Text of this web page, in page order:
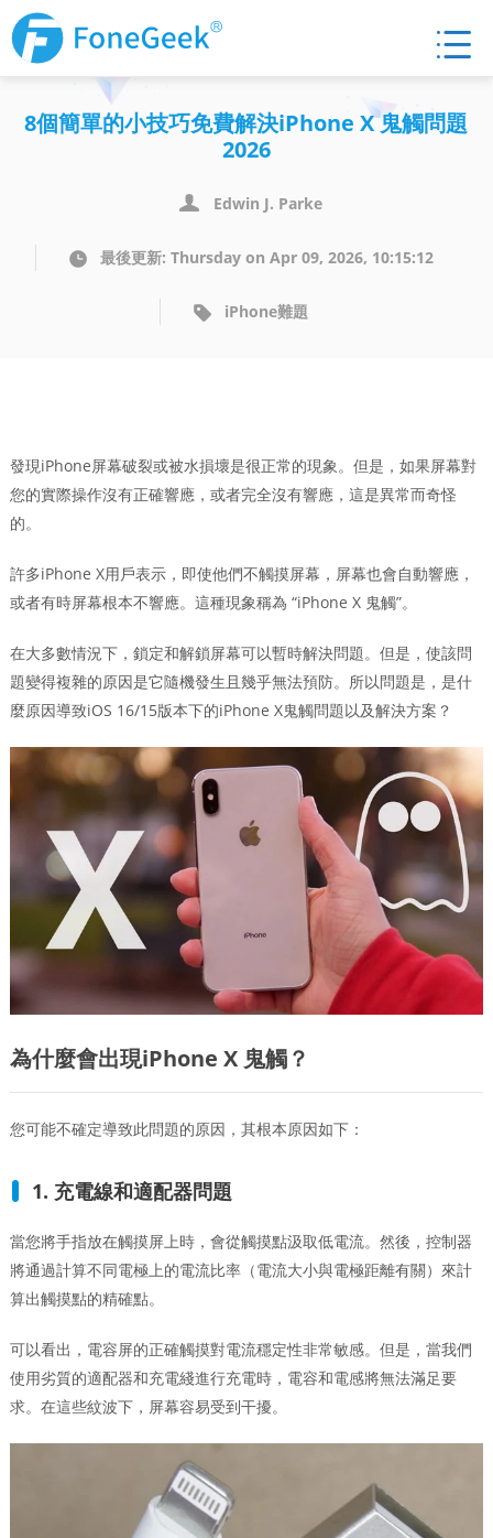
8個簡單的小技巧免費解決iPhone X 鬼觸問題
2026
Edwin J. Parke
最後更新: Thursday on Apr 09, 2026, 10:15:12
iPhone難題
發現iPhone屏幕破裂或被水損壞是很正常的現象。但是，如果屏幕對
您的實際操作沒有正確響應，或者完全沒有響應，這是異常而奇怪
的。
許多iPhone X用戶表示，即使他們不觸摸屏幕，屏幕也會自動響應，
或者有時屏幕根本不響應。這種現象稱為 “iPhone X 鬼觸”。
在大多數情況下，鎖定和解鎖屏幕可以暫時解決問題。但是，使該問
題變得複雜的原因是它隨機發生且幾乎無法預防。所以問題是，是什
麼原因導致iOS 16/15版本下的iPhone X鬼觸問題以及解決方案？
為什麼會出現iPhone X 鬼觸？
您可能不確定導致此問題的原因，其根本原因如下：
1. 充電線和適配器問題
當您將手指放在觸摸屏上時，會從觸摸點汲取低電流。然後，控制器
將通過計算不同電極上的電流比率（電流大小與電極距離有關）來計
算出觸摸點的精確點。
可以看出，電容屏的正確觸摸對電流穩定性非常敏感。但是，當我們
使用劣質的適配器和充電綫進行充電時，電容和電感將無法滿足要
求。在這些紋波下，屏幕容易受到干擾。